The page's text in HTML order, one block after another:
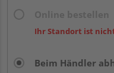
Ihr Standort ist
Beim Händler